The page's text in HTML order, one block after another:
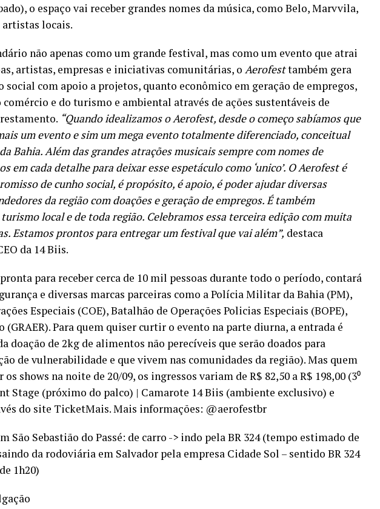
o espaço vai receber grandes nomes da música, como Belo, Marvvila,
artistas locais.
não apenas como um grande festival, mas como um evento que atrai
artistas, empresas e iniciativas comunitárias, o Aerofesttambém gera
com apoio a projetos, quanto econômico em geração de empregos,
e do turismo e ambiental através de ações sustentáveis de
“Quando idealizamos o Aerofest, desde o começo sabíamos que
um evento e sim um mega evento totalmente diferenciado, conceitual
Bahia. Além das grandes atrações musicais sempre com nomes de
em cada detalhe para deixar esse espetáculo como ‘unico’. O Aerofest é
de cunho social, é propósito, é apoio, é poder ajudar diversas
da região com doações e geração de empregos. É também
local e de toda região. Celebramos essa terceira edição com muita
Estamos prontos para entregar um festival que vai além”, destaca
da 14 Biis.
para receber cerca de 10 mil pessoas durante todo o período, contará
e diversas marcas parceiras como a Polícia Militar da Bahia (PM),
Especiais (COE), Batalhão de Operações Policias Especiais (BOPE),
(GRAER). Para quem quiser curtir o evento na parte diurna, a entrada é
doação de 2kg de alimentos não perecíveis que serão doados para
de vulnerabilidade e que vivem nas comunidades da região). Mas quem
shows na noite de 20/09, os ingressos variam de R$ 82,50 a R$ 198,00 (3⁰
Stage (próximo do palco) | Camarote 14 Biis (ambiente exclusivo) e
do site TicketMais. Mais informações: @aerofestbr
São Sebastião do Passé: de carro -> indo pela BR 324 (tempo estimado de
da rodoviária em Salvador pela empresa Cidade Sol – sentido BR 324
1h20)